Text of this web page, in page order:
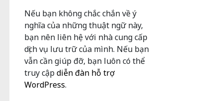
Nếu bạn không chắc chắn về ý
nghĩa của những thuật ngữ này,
bạn nên liên hệ với nhà cung cấp
dịch vụ lưu trữ của mình. Nếu bạn
vẫn cần giúp đỡ, bạn luôn có thể
truy cậpdiễn đàn hỗ trợ
WordPress.